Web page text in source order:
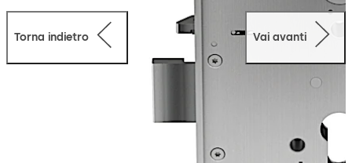
Torna indietro Vai avanti